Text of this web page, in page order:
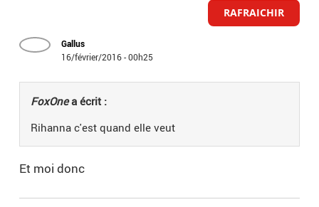
RAFRAICHIR
Gallus
16/février/2016 - 00h25
FoxOnea écrit :
Rihanna c'est quand elle veut
Et moi donc